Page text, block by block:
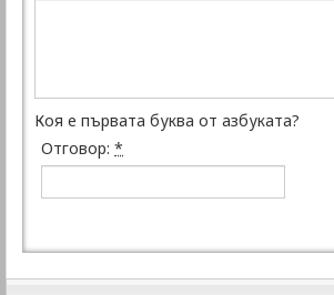
Коя е първата буква от азбуката?
Отговор: *